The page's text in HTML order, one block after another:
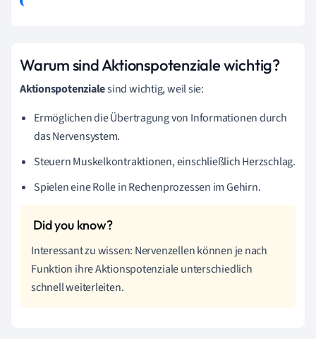
Warum sind Aktionspotenziale wichtig?
Aktionspotenzialesind wichtig, weil sie:
Ermöglichen die Übertragung von Informationen durch
das Nervensystem.
Steuern Muskelkontraktionen, einschließlich Herzschlag.
Spielen eine Rolle in Rechenprozessen im Gehirn.
Interessant zu wissen: Nervenzellen können je nach
Funktion ihre Aktionspotenziale unterschiedlich
schnell weiterleiten.